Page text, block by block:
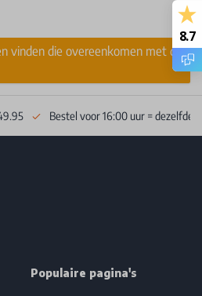
vinden die overeenkomen met de
8.7
Bestel voor 16:00 uur = dezelfde
Populaire pagina's